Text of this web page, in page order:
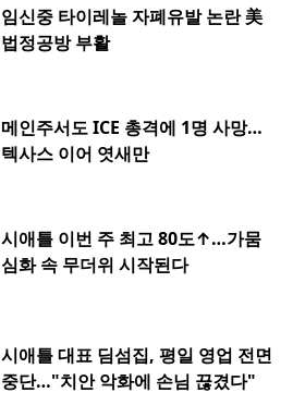
임신중 타이레놀 자폐유발 논란 美
법정공방 부활
메인주서도 ICE 총격에 1명 사망…
텍사스 이어 엿새만
시애틀 이번 주 최고 80도↑…가뭄
심화 속 무더위 시작된다
시애틀 대표 딤섬집, 평일 영업 전면
중단…"치안 악화에 손님 끊겼다"